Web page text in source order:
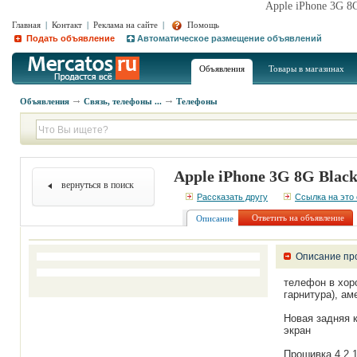
Apple iPhone 3G
Главная | Контакт | Реклама на сайте |
Помощь
Подать объявление
Автоматическое размещение объявлений
Объявления Товары в магазинах
Объявления Связь, телефоны ... Телефоны
вернуться в поиск Apple iPhone 3G 8G
Рассказать другу Ссылка на это
Описание Ответить на объявление
Описание
телефон в
гарнитура),
Новая задняя
экран
Прошивка